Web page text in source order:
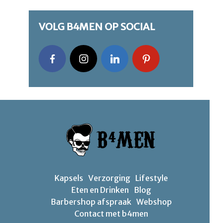
VOLG B4MEN OP SOCIAL
Kapsels Verzorging Lifestyle
Eten en Drinken
Blog
Barbershop afspraak Webshop
Contact met b4men